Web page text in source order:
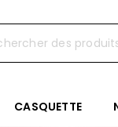
CASQUETTE